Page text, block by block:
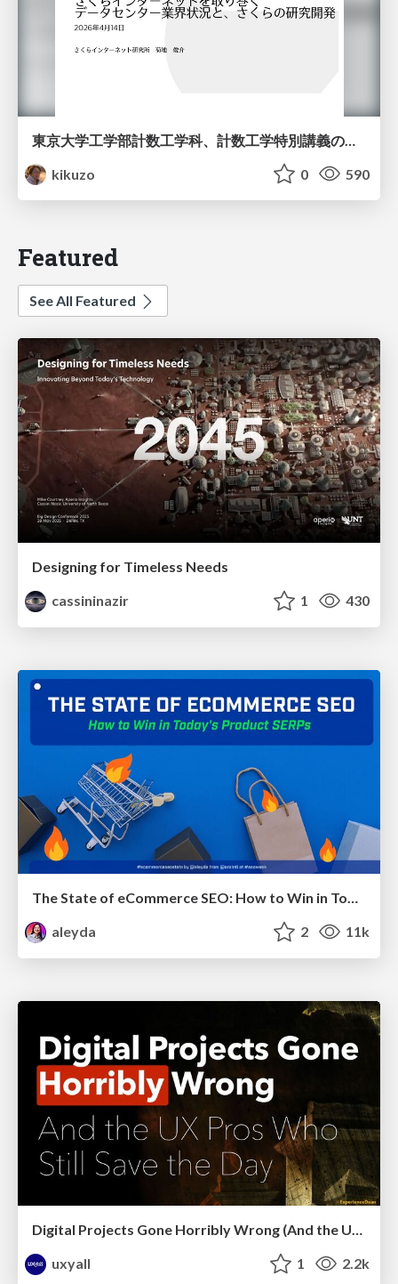
kikuzo
0 590
Featured
See All Featured
Designing for Timeless Needs
cassininazir
1 430
The State of eCommerce SEO: How to Win in Today's Products SERPs - #SEOweek
aleyda
2 11k
uxyall
1 2.2k